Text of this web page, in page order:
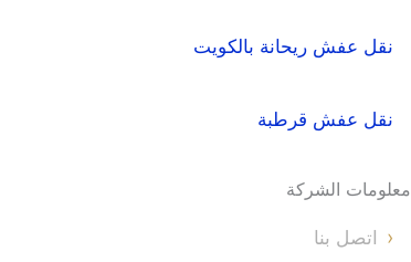
نقل عفش ريحانة بالكويت
نقل عفش قرطبة
معلومات الشركة
اتصل بنا